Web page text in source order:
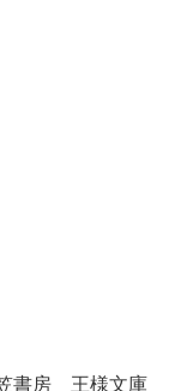
笠書房 王様文庫